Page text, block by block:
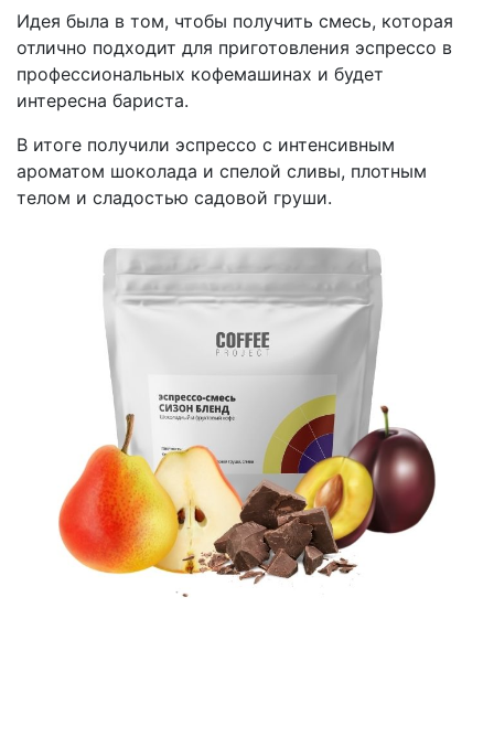
Идея была в том, чтобы получить смесь, которая
отлично подходит для приготовления эспрессо в
профессиональных кофемашинах и будет
интересна бариста.
В итоге получили эспрессо с интенсивным
ароматом шоколада и спелой сливы, плотным
телом и сладостью садовой груши.